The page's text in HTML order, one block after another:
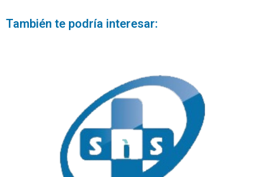
También te podría interesar: